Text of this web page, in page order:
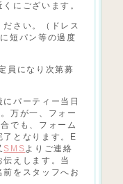
にございます。
さい。（ドレス
短パン等の過度
員になり次第募
パーティー当日
万が一、フォー
でも、フォーム
了となります。E
SMSよりご連絡
えします。当
前をスタッフへお